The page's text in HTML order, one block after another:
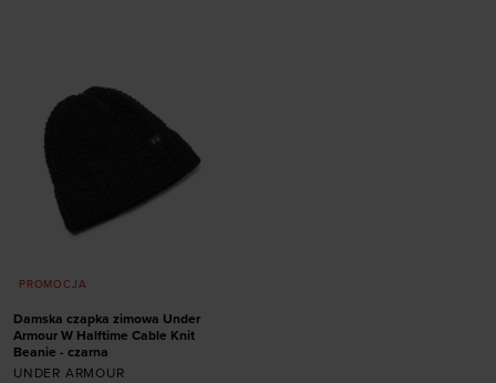
PROMOCJA
Damska czapka zimowa Under
Armour W Halftime Cable Knit
Beanie - czarna
UNDER ARMOUR